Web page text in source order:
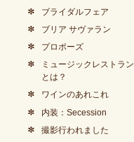
ブライダルフェア
ブリア サヴァラン
プロポーズ
ミュージックレストラン
とは？
ワインのあれこれ
内装：Secession
撮影行われました